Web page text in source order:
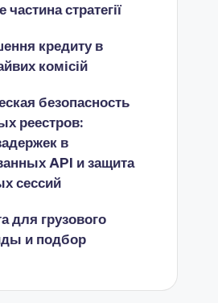
частина стратегії
кредиту в
комісій
безопасность
реестров:
в
API и защита
сессий
для грузового
и подбор